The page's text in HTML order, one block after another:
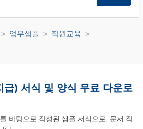
업무샘플 직원교육
급) 서식 및 양식 무료 다운로
바탕으로 작성된 샘플 서식으로, 문서 작